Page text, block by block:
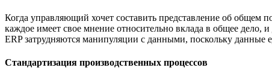
Когда управляющий хочет составить представление об общем
каждое имеет свое мнение относительно вклада в общее дело,
ERP затрудняются манипуляции с данными, поскольку данные
Стандартизация производственных процессов